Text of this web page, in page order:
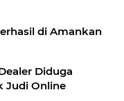
di Amankan
Diduga
Judi Online